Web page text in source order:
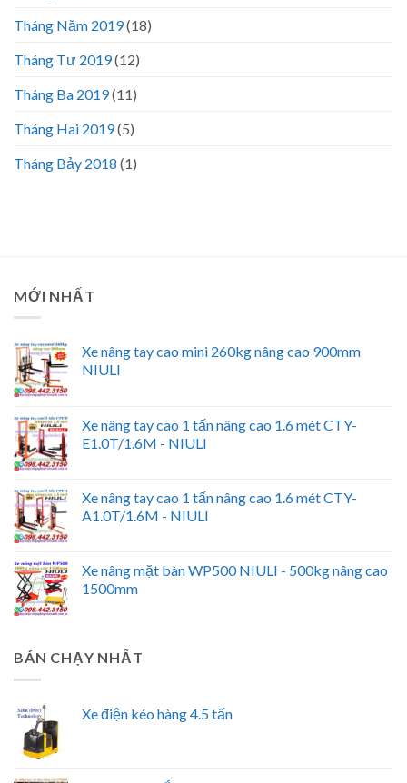
Tháng Năm 2019(18)
Tháng Tư 2019(12)
Tháng Ba 2019(11)
Tháng Hai 2019(5)
Tháng Bảy 2018 (1)
MỚI NHẤT
Xe nâng tay cao mini 260kg nâng cao 900mm
NIULI
Xe nâng tay cao 1 tấn nâng cao 1.6 mét CTY-
E1.0T/1.6M - NIULI
Xe nâng tay cao 1 tấn nâng cao 1.6 mét CTY-
A1.0T/1.6M - NIULI
Xe nâng mặt bàn WP500 NIULI - 500kg nâng cao
1500mm
BÁN CHẠY NHẤT
Xe điện kéo hàng 4.5 tấn